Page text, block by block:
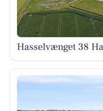
Hasselvænget 38